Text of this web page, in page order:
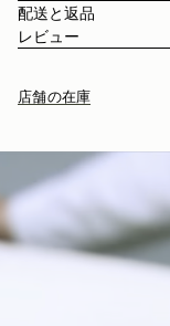
配送と返品
レビュー
店舗の在庫